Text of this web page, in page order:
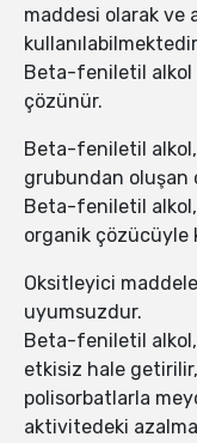
maddesi olarak ve
Beta-feniletil alkol
çözünür.
Beta-feniletil
grubundan oluşan
Beta-feniletil
organik çözücüyle
Oksitleyici
uyumsuzdur.
Beta-feniletil alkol,
etkisiz hale
polisorbatlarla
aktivitedeki